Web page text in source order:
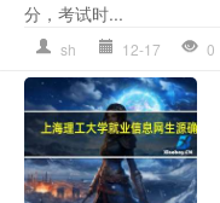
分，考试时...
sh 12-17 0